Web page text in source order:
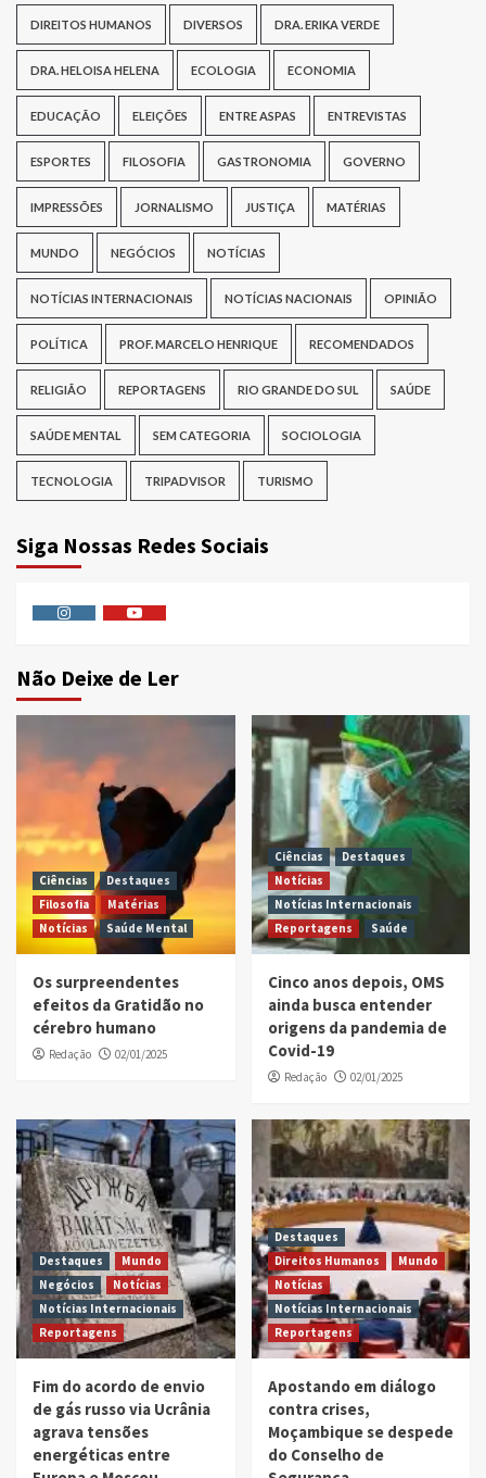
DIREITOS HUMANOS DIVERSOS DRA. ERIKA VERDE
DRA. HELOISA HELENA ECOLOGIA ECONOMIA
EDUCAÇÃO ELEIÇÕES ENTRE ASPAS ENTREVISTAS
ESPORTES FILOSOFIA GASTRONOMIA GOVERNO
IMPRESSÕES JORNALISMO JUSTIÇA MATÉRIAS
MUNDO NEGÓCIOS NOTÍCIAS
NOTÍCIAS INTERNACIONAIS NOTÍCIAS NACIONAIS OPINIÃO
POLÍTICA PROF. MARCELO HENRIQUE RECOMENDADOS
RELIGIÃO REPORTAGENS RIO GRANDE DO SUL SAÚDE
SAÚDE MENTAL SEM CATEGORIA SOCIOLOGIA
TECNOLOGIA TRIPADVISOR TURISMO
Siga Nossas Redes Sociais
Não Deixe de Ler
Ciências
Destaques
Filosofia
Matérias
Notícias
Saúde Mental
Os surpreendentes
efeitos da Gratidão no
cérebro humano
Redação 02/01/2025
Ciências
Destaques
Notícias
Notícias Internacionais
Reportagens
Saúde
Cinco anos depois, OMS
ainda busca entender
origens da pandemia de
Covid-19
Redação 02/01/2025
Destaques
Mundo
Negócios
Notícias
Notícias Internacionais
Reportagens
Fim do acordo de envio
de gás russo via Ucrânia
agrava tensões
energéticas entre
Destaques
Direitos Humanos
Mundo
Notícias
Notícias Internacionais
Reportagens
Apostando em diálogo
contra crises,
Moçambique se despede
do Conselho de